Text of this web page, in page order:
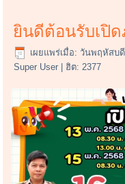
ยินดีต้อนรับเปิด
เผยแพร่เมื่อ: วันพฤหัสบ
Super User | ฮิต: 2377